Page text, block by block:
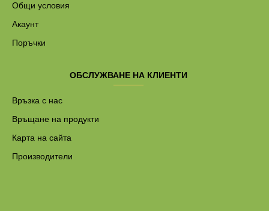
Общи условия
Акаунт
Поръчки
ОБСЛУЖВАНЕ НА КЛИЕНТИ
Връзка с нас
Връщане на продукти
Карта на сайта
Производители